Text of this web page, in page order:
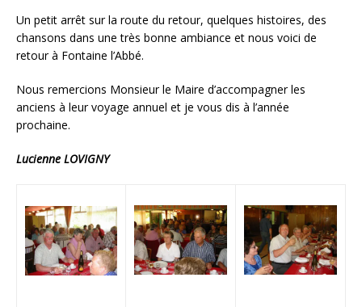
Un petit arrêt sur la route du retour, quelques histoires, des
chansons dans une très bonne ambiance et nous voici de
retour à Fontaine l’Abbé.
Nous remercions Monsieur le Maire d’accompagner les
anciens à leur voyage annuel et je vous dis à l’année
prochaine.
Lucienne LOVIGNY